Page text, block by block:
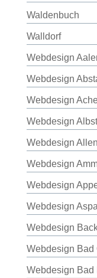
Waldenbuch
Walldorf
Webdesign
Webdesign
Webdesign
Webdesign
Webdesign
Webdesign
Webdesign
Webdesign
Webdesign
Webdesign Bad
Webdesign Bad